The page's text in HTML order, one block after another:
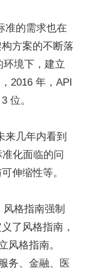
准的需求也在
方案的不断落
境下，建立
2016 年，API
位。
来几年内看到
化面临的问
伸缩性等。
格指南强制
了风格指南，
风格指南。
务、金融、医